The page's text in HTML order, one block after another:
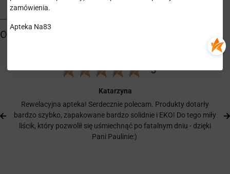
Katarzyna
Rewelacyjna apteka! Serdecznie polecam. Produkty dotarły
bardzo szybko, zapakowane bardzo solidnie i EKO! Do tego miły
liścik, który pozwolił się uśmiechnąć po fatalnym dniu - dzięki
Pani Paulinie:)
zamówienia.
Apteka Na83